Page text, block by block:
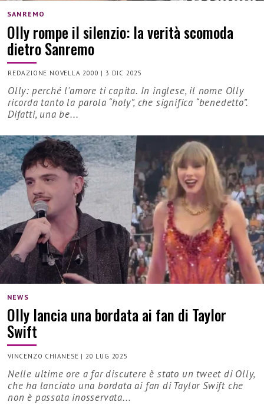
SANREMO
Olly rompe il silenzio: la verità scomoda
dietro Sanremo
REDAZIONE NOVELLA 2000 |3 DIC 2025
Olly: perché l'amore ti capita. In inglese, il nome Olly
ricorda tanto la parola “holy”, che significa “benedetto”.
Difatti, una be...
NEWS
Olly lancia una bordata ai fan di Taylor
Swift
VINCENZO CHIANESE |20 LUG 2025
Nelle ultime ore a far discutere è stato un tweet di Olly,
che ha lanciato una bordata ai fan di Taylor Swift che
non è passata inosservata...